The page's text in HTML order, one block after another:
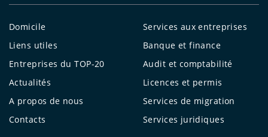
Chypre, etc.
Pour en savoir plus sur la liste des juridictions
offshore et midshore, cliquez ici.
Domicile
Liens utiles
Entreprises du TOP-20
Actualités
A propos de nous
Contacts
Services aux entreprises
Banque et finance
Audit et comptabilité
Licences et permis
Services de migration
Services juridiques